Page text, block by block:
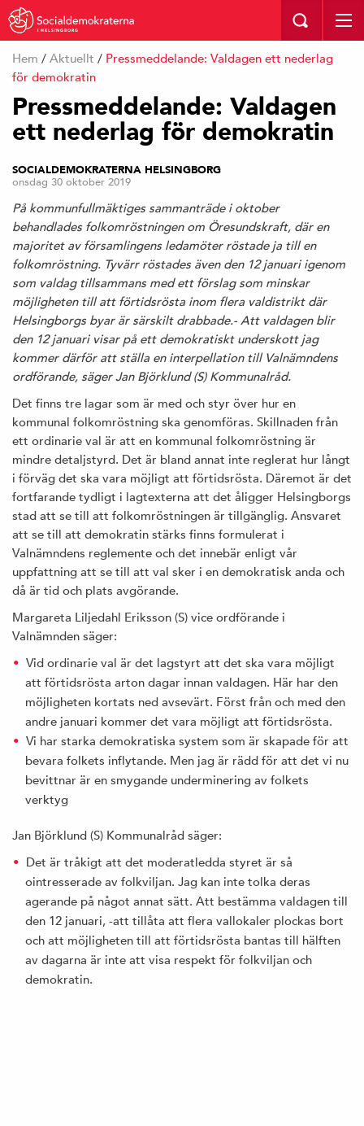
I HELSINGBORG
Hem / Aktuellt / Pressmeddelande: Valdagen ett nederlag
för demokratin
Pressmeddelande: Valdagen
ett nederlag för demokratin
SOCIALDEMOKRATERNA HELSINGBORG
onsdag 30 oktober 2019
På kommunfullmäktiges sammanträde i oktober
behandlades folkomröstningen om Öresundskraft, där en
majoritet av församlingens ledamöter röstade ja till en
folkomröstning. Tyvärr röstades även den 12 januari igenom
som valdag tillsammans med ett förslag som minskar
möjligheten till att förtidsrösta inom flera valdistrikt där
Helsingborgs byar är särskilt drabbade.- Att valdagen blir
den 12 januari visar på ett demokratiskt underskott jag
kommer därför att ställa en interpellation till Valnämndens
ordförande, säger Jan Björklund (S) Kommunalråd.
Det finns tre lagar som är med och styr över hur en
kommunal folkomröstning ska genomföras. Skillnaden från
ett ordinarie val är att en kommunal folkomröstning är
mindre detaljstyrd. Det är bland annat inte reglerat hur långt
i förväg det ska vara möjligt att förtidsrösta. Däremot är det
fortfarande tydligt i lagtexterna att det åligger Helsingborgs
stad att se till att folkomröstningen är tillgänglig. Ansvaret
att se till att demokratin stärks finns formulerat i
Valnämndens reglemente och det innebär enligt vår
uppfattning att se till att val sker i en demokratisk anda och
då är tid och plats avgörande.
Margareta Liljedahl Eriksson (S) vice ordförande i
Valnämnden säger:
Vid ordinarie val är det lagstyrt att det ska vara möjligt
att förtidsrösta arton dagar innan valdagen. Här har den
möjligheten kortats ned avsevärt. Först från och med den
andre januari kommer det vara möjligt att förtidsrösta.
Vi har starka demokratiska system som är skapade för att
bevara folkets inflytande. Men jag är rädd för att det vi nu
bevittnar är en smygande underminering av folkets
verktyg
Jan Björklund (S) Kommunalråd säger:
Det är tråkigt att det moderatledda styret är så
ointresserade av folkviljan. Jag kan inte tolka deras
agerande på något annat sätt. Att bestämma valdagen till
den 12 januari, -att tillåta att flera vallokaler plockas bort
och att möjligheten till att förtidsrösta bantas till hälften
av dagarna är inte att visa respekt för folkviljan och
demokratin.